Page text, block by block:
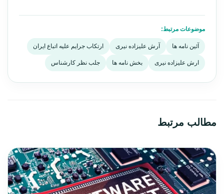
موضوعات مرتبط:
آئین نامه ها آرش علیزاده نیری ارتکاب جرايم عليه اتباع ايران
ارش علیزاده نیری بخش نامه ها جلب نظر کارشناس
مطالب مرتبط